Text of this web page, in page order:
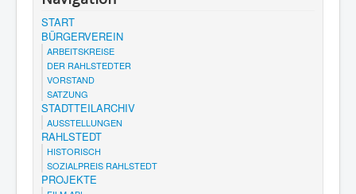
START
BÜRGERVEREIN
ARBEITSKREISE
DER RAHLSTEDTER
VORSTAND
SATZUNG
STADTTEILARCHIV
AUSSTELLUNGEN
RAHLSTEDT
HISTORISCH
SOZIALPREIS RAHLSTEDT
PROJEKTE